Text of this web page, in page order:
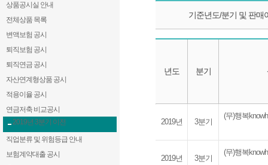
상품공시실 안내
전체상품 목록
변액보험 공시
퇴직보험 공시
퇴직연금 공시
자산연계형상품 공시
적용이율 공시
연금저축 비교공시
2019년 3분기 이전
직업분류 및 위험등급 안내
보험계약대출 공시
기준년도/분기 및 판매
년도 분기
2019년 3분기
(무)행복
2019년 3분기
(무)행복